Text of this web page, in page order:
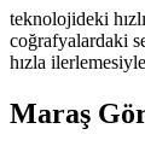
teknolojideki
coğrafyalardaki
hızla
Maraş